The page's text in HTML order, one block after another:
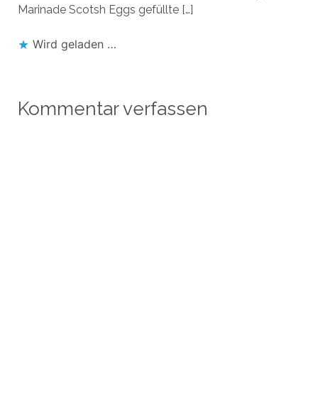
Marinade Scotsh Eggs gefüllte […]
Wird geladen …
Kommentar verfassen